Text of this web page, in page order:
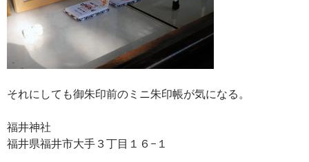
それにしても御朱印前のミニ朱印帳が気になる。
福井神社
福井県福井市大手３丁目１６−１